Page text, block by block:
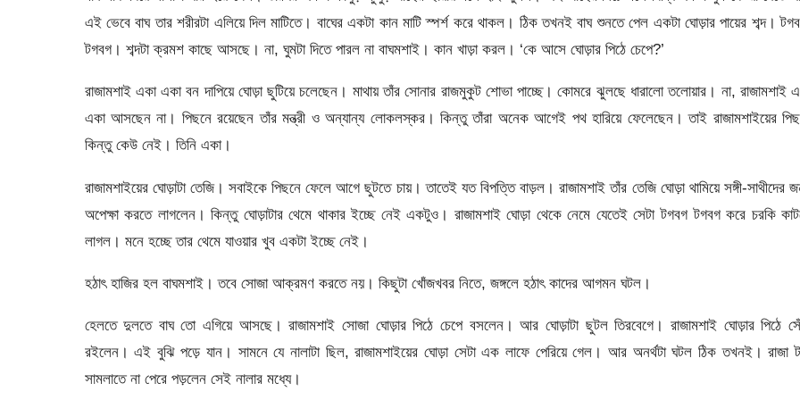
এই ভেবে বাঘ তার শরীরটা এলিয়ে দিল মাটিতে। বাঘের একটা কান মাটি স্পর্শ করে থাকল। ঠিক তখনই বাঘ শুনতে পেল একটা ঘোড়ার পায়ের শব্দ।
টগবগ। শব্দটা ক্রমশ কাছে আসছে। না, ঘুমটা দিতে পারল না বাঘমশাই। কান খাড়া করল।‍ ‘কে আসে ঘোড়ার পিঠে চেপে?’
রাজামশাই একা একা বন দাপিয়ে ঘোড়া ছুটিয়ে চলেছেন। মাথায় তাঁর সোনার রাজমুকুট শোভা পাচ্ছে। কোমরে ঝুলছে ধারালো তলোয়ার। না, রাজামশাই
একা আসছেন না। পিছনে রয়েছেন তাঁর মন্ত্রী ও অন্যান্য লোকলস্কর। কিন্তু তাঁরা অনেক আগেই পথ হারিয়ে ফেলেছেন। তাই রাজামশাইয়ের
কিন্তু কেউ নেই। তিনি একা।
রাজামশাইয়ের ঘোড়াটা তেজি। সবাইকে পিছনে ফেলে আগে ছুটতে চায়। তাতেই যত বিপত্তি বাড়ল। রাজামশাই তাঁর তেজি ঘোড়া থামিয়ে সঙ্গী-সাথীদের
অপেক্ষা করতে লাগলেন। কিন্তু ঘোড়াটার থেমে থাকার ইচ্ছে নেই একটুও। রাজামশাই ঘোড়া থেকে নেমে যেতেই সেটা টগবগ টগবগ করে চরকি
লাগল। মনে হচ্ছে তার থেমে যাওয়ার খুব একটা ইচ্ছে নেই।
হঠাৎ হাজির হল বাঘমশাই। তবে সোজা আক্রমণ করতে নয়। কিছুটা খোঁজখবর নিতে, জঙ্গলে হঠা‌ৎ কাদের আগমন ঘটল।
হেলতে দুলতে বাঘ তো এগিয়ে আসছে। রাজামশাই সোজা ঘোড়ার পিঠে চেপে বসলেন। আর ঘোড়াটা ছুটল তিরবেগে। রাজামশাই ঘোড়ার পিঠে
রইলেন। এই বুঝি পড়ে যান। সামনে যে নালাটা ছিল, রাজামশাইয়ের ঘোড়া সেটা এক লাফে পেরিয়ে গেল। আর অনর্থটা ঘটল ঠিক তখনই। রাজা
সামলাতে না পেরে পড়লেন সেই নালার মধ্যে।